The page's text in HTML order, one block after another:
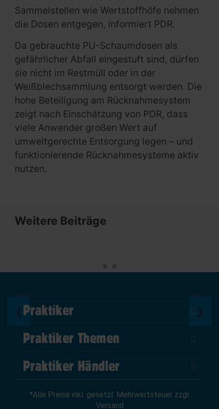
Sammelstellen wie Wertstoffhöfe nehmen
die Dosen entgegen, informiert PDR.
Da gebrauchte PU-Schaumdosen als
gefährlicher Abfall eingestuft sind, dürfen
sie nicht im Restmüll oder in der
Weißblechsammlung entsorgt werden. Die
hohe Beteiligung am Rücknahmesystem
zeigt nach Einschätzung von PDR, dass
viele Anwender großen Wert auf
umweltgerechte Entsorgung legen – und
funktionierende Rücknahmesysteme aktiv
nutzen.
Weitere Beiträge
❮ ❯
Praktiker
Über Uns
Impressum
AGB
Widerrufsrecht
Praktiker Themen
DIY Helden
Marktplatz
Praktiker Händler
Zum Händler-Login
*Alle Preise inkl. gesetzl. Mehrwertsteuer zzgl.
Versand